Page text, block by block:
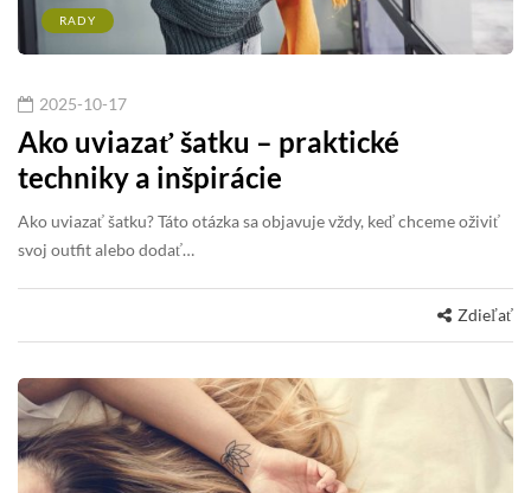
RADY
2025-10-17
Ako uviazať šatku – praktické
techniky a inšpirácie
Ako uviazať šatku? Táto otázka sa objavuje vždy, keď chceme oživiť
svoj outfit alebo dodať…
Zdieľať